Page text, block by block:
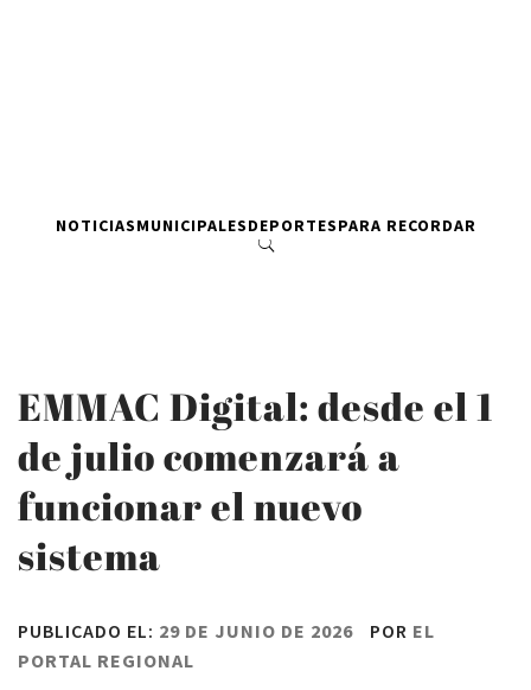
NOTICIASMUNICIPALESDEPORTESPARA RECORDAR
EMMAC Digital: desde el 1
de julio comenzará a
funcionar el nuevo
sistema
PUBLICADO EL: 29 DE JUNIO DE 2026 POR EL
PORTAL REGIONAL